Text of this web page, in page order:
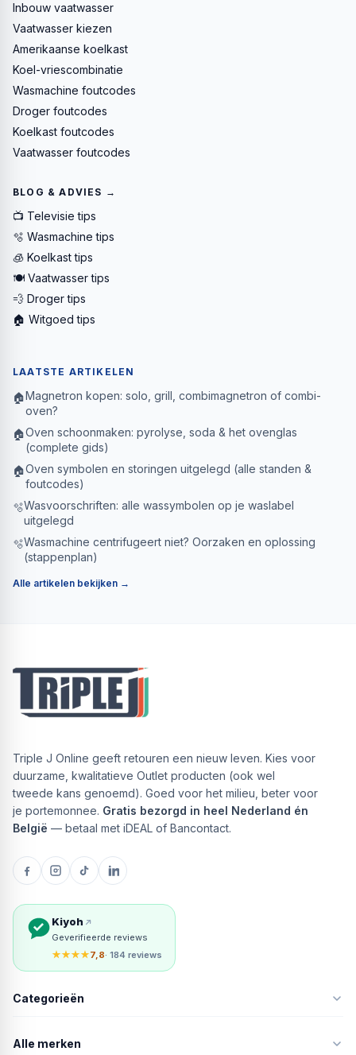
Inbouw vaatwasser
Vaatwasser kiezen
Amerikaanse koelkast
Koel-vriescombinatie
Wasmachine foutcodes
Droger foutcodes
Koelkast foutcodes
Vaatwasser foutcodes
BLOG & ADVIES →
📺 Televisie tips
🫧 Wasmachine tips
🧊 Koelkast tips
🍽️ Vaatwasser tips
💨 Droger tips
🏠 Witgoed tips
LAATSTE ARTIKELEN
🏠Magnetron kopen: solo, grill, combimagnetron of combi-
oven?
🏠Oven schoonmaken: pyrolyse, soda & het ovenglas
(complete gids)
🏠Oven symbolen en storingen uitgelegd (alle standen &
foutcodes)
🫧Wasvoorschriften: alle wassymbolen op je waslabel
uitgelegd
🫧Wasmachine centrifugeert niet? Oorzaken en oplossing
(stappenplan)
Alle artikelen bekijken →
Triple J Online geeft retouren een nieuw leven. Kies voor
duurzame, kwalitatieve Outlet producten (ook wel
tweede kans genoemd). Goed voor het milieu, beter voor
je portemonnee. Gratis bezorgd in heel Nederland én
België — betaal met iDEAL of Bancontact.
Kiyoh
Geverifieerde reviews
★★★★7,8· 184 reviews
Categorieën
Alle merken